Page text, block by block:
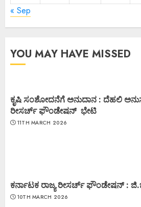
« Sep
YOU MAY HAVE MISSED
ಕೃಷಿ ಸಂಶೋದನೆಗೆ ಅನುದಾನ : ದೆಹಲಿ
ರೀಸರ್ಚ್ ಫೌಂಡೇಷನ್ ಭೇಟಿ
11TH MARCH 2026
ಕರ್ನಾಟಕ ರಾಜ್ಯ ರೀಸರ್ಚ್ ಫೌಂಡೇಷನ್ :
10TH MARCH 2026